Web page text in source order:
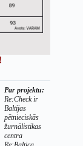
Par projektu:
Re:Check ir
Baltijas
pētnieciskās
žurnālistikas
centra